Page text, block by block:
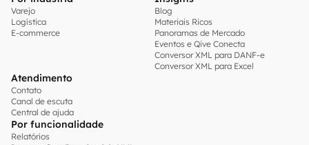
Varejo
Logística
E-commerce
Blog
Materiais Ricos
Panoramas de Mercado
Eventos e Qive Conecta
Conversor XML para DANF-e
Conversor XML para Excel
Atendimento
Contato
Canal de escuta
Central de ajuda
Por funcionalidade
Relatórios